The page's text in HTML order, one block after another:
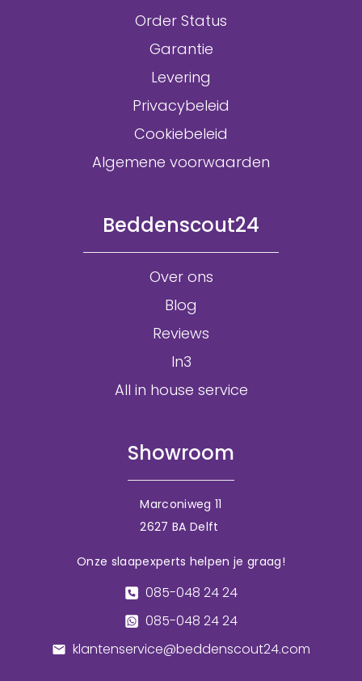
Order Status
Garantie
Levering
Privacybeleid
Cookiebeleid
Algemene voorwaarden
Beddenscout24
Over ons
Blog
Reviews
In3
All in house service
Showroom
Marconiweg 11
2627 BA Delft
Onze slaapexperts helpen je graag!
085-048 24 24
085-048 24 24
klantenservice@beddenscout24.com